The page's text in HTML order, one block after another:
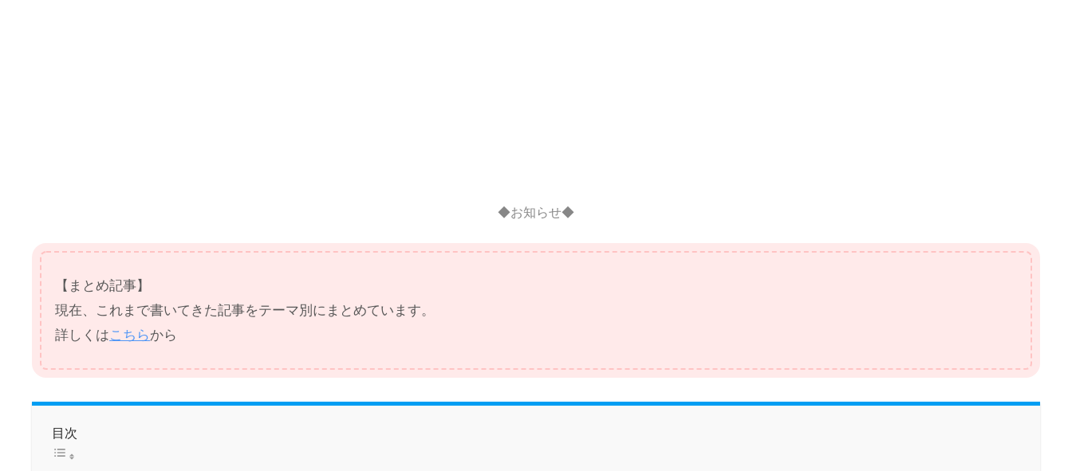
◆お知らせ◆
【まとめ記事】
現在、これまで書いてきた記事をテーマ別にまとめています。
詳しくはこちらから
目次